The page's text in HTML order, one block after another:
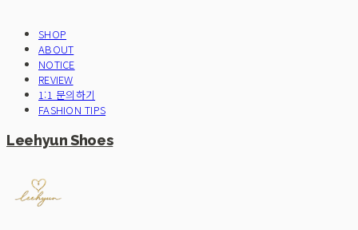
SHOP
ABOUT
NOTICE
REVIEW
1:1 문의하기
FASHION TIPS
Leehyun Shoes